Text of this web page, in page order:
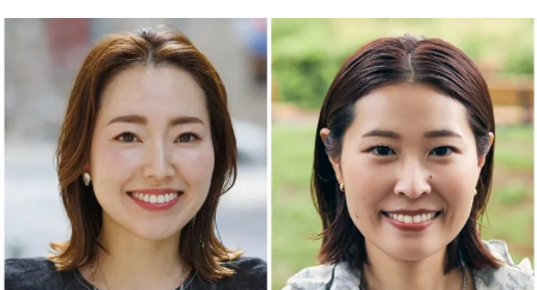
【極
上の
家族
旅】
を
の
「シ
ョー
ト＆
ボブ
ヘ
ア」
トレ
が丸
わか